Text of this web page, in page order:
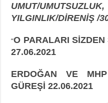
UMUT/
YILGINLIK/DİRENİŞ /
“O PARALARI
27.06.2021
ERDOĞAN VE
GÜREŞİ 22.06.2021